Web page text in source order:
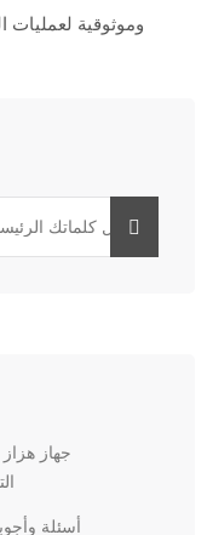
وموثوقية لعمليات
جهاز
أسئلة